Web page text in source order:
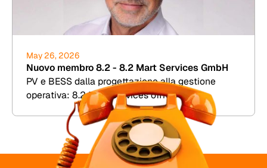
May 26, 2026
Nuovo membro 8.2 - 8.2 Mart Services GmbH
PV e BESS dalla progettazione alla gestione
operativa: 8.2 Mart Services offre TDD,
simulazione di rendimento e assistenza
commerciale per gli impianti.